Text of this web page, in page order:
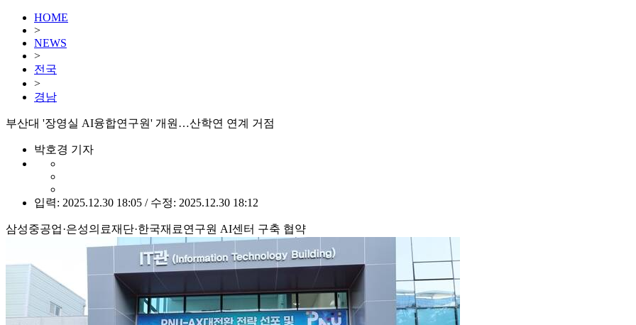
HOME
>
NEWS
>
전국
>
경남
부산대 '장영실 AI융합연구원' 개원…산학연 연계 거점
박호경 기자
입력: 2025.12.30 18:05 / 수정: 2025.12.30 18:12
삼성중공업·은성의료재단·한국재료연구원 AI센터 구축 협약